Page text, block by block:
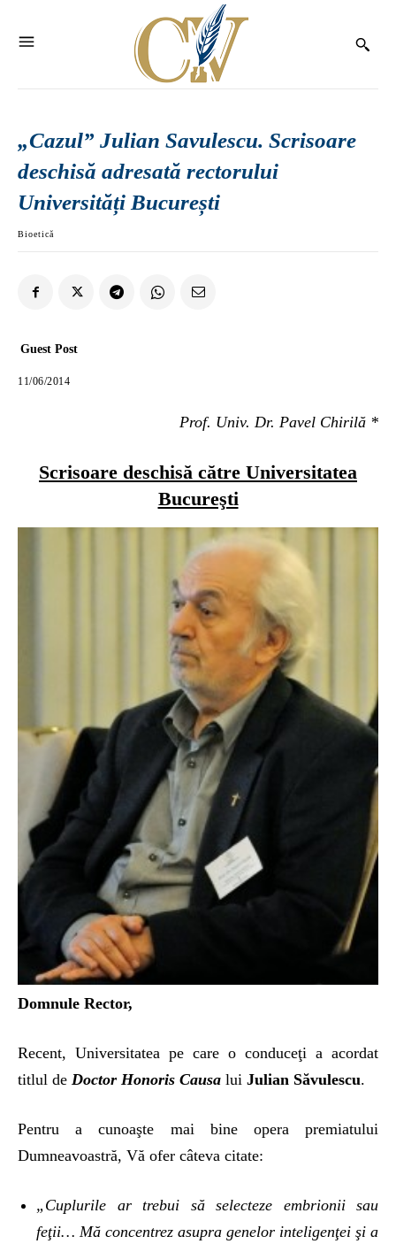
„Cazul” Julian Savulescu. Scrisoare
deschisă adresată rectorului
Universități București
Bioetică
Guest Post
11/06/2014
Prof. Univ. Dr. Pavel Chirilă *
Scrisoare deschisă către Universitatea
Bucureşti
Domnule Rector,
Recent, Universitatea pe care o conduceţi a acordat
titlul de Doctor Honoris Causa lui Julian Săvulescu.
Pentru a cunoaşte mai bine opera premiatului
Dumneavoastră, Vă ofer câteva citate:
„Cuplurile ar trebui să selecteze embrionii sau
feţii… Mă concentrez asupra genelor inteligenţei şi a